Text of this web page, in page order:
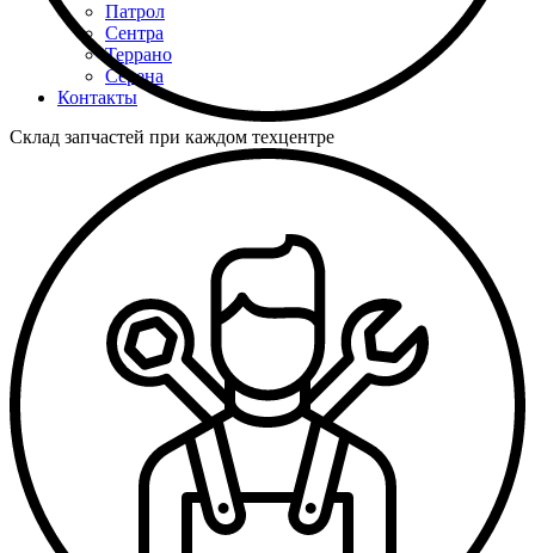
Патрол
Сентра
Террано
Серена
Контакты
Склад запчастей при каждом техцентре